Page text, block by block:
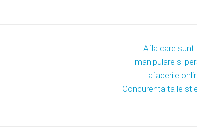
Afla care sunt
manipulare si
afacerile
Concurenta ta le